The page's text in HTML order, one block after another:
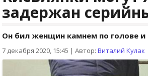
задержан
Он бил женщин камнем по голове и
7 декабря 2020, 15:45 | Автор: Виталий Кулак